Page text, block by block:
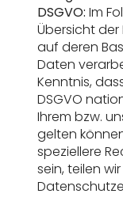
DSGVO:Im
Übersicht der
auf deren
Daten
Kenntnis,
DSGVO
Ihrem bzw.
gelten
speziellere
sein, teilen